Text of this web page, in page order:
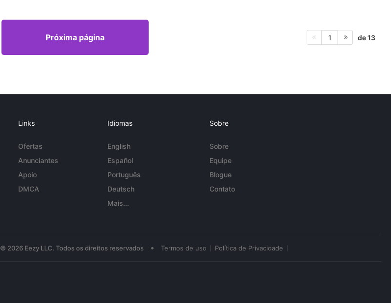
Próxima página 1 de 13
Links
Ofertas
Anunciantes
Apoio
DMCA
Idiomas
English
Español
Português
Deutsch
Mais...
Sobre
Sobre
Equipe
Blogue
Contato
© 2026 Eezy LLC. Todos os direitos reservados • Termos de uso Política de Privacidade